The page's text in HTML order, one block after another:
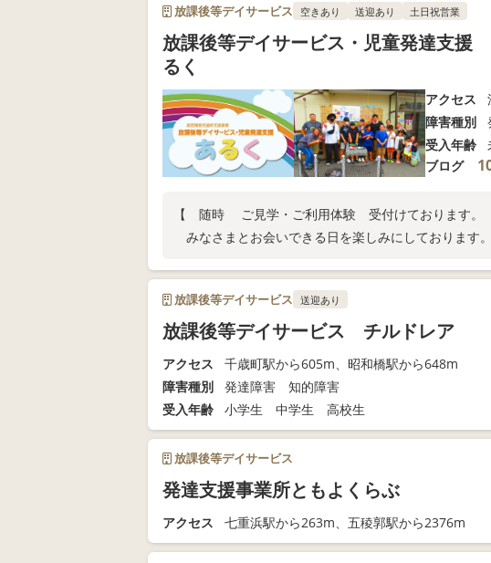
放課後等デイサービス 空きあり 送迎あり 土日祝営業
放課後等デイサービス・児童発達支援
るく
アクセス
障害種別
受入年齢
ブログ
【 随時 ご見学・ご利用体験 受付けております。
みなさまとお会いできる日を楽しみにしております。
放課後等デイサービス 送迎あり
放課後等デイサービス チルドレア
アクセス
千歳町駅から605m、昭和橋駅から648m
障害種別
発達障害 知的障害
受入年齢
小学生 中学生 高校生
放課後等デイサービス
発達支援事業所ともよくらぶ
アクセス 七重浜駅から263m、五稜郭駅から2376m